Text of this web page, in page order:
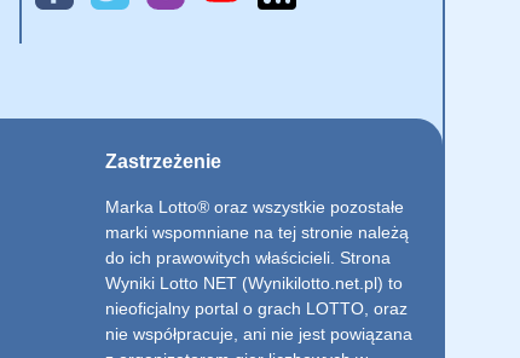
Zastrzeżenie
Marka Lotto® oraz wszystkie pozostałe
marki wspomniane na tej stronie należą
do ich prawowitych właścicieli. Strona
Wyniki Lotto NET (Wynikilotto.net.pl) to
nieoficjalny portal o grach LOTTO, oraz
nie współpracuje, ani nie jest powiązana